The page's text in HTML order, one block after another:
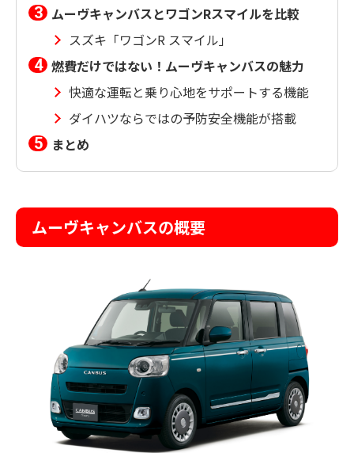
ムーヴキャンバスとワゴンRスマイルを比較
スズキ「ワゴンR スマイル」
燃費だけではない！ムーヴキャンバスの魅力
快適な運転と乗り心地をサポートする機能
ダイハツならではの予防安全機能が搭載
まとめ
ムーヴキャンバスの概要